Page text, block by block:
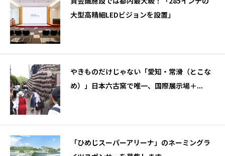
大型高精細LEDビジョンを設置」
やきものだけじゃない「愛知・常滑（とこな
め）」日本六古窯で唯一、国際展示場＋...
「ひめじスーパーアリーナ」のネーミングラ